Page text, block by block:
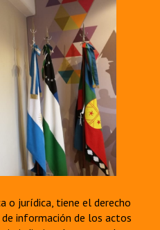
o jurídica, tiene el derecho
información de los actos